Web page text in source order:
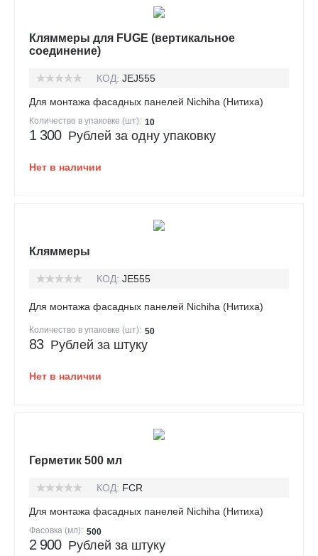
Кляммеры для FUGE (вертикальное
соединение)
КОД: JEJ555
Для монтажа фасадных панелей Nichiha (Нитиха)
Количество в упаковке (шт): 10
1 300 Рублей за одну упаковку
Нет в наличии
Кляммеры
КОД: JE555
Для монтажа фасадных панелей Nichiha (Нитиха)
Количество в упаковке (шт): 50
83 Рублей за штуку
Нет в наличии
Герметик 500 мл
КОД: FCR
Для монтажа фасадных панелей Nichiha (Нитиха)
Фасовка (мл): 500
2 900 Рублей за штуку